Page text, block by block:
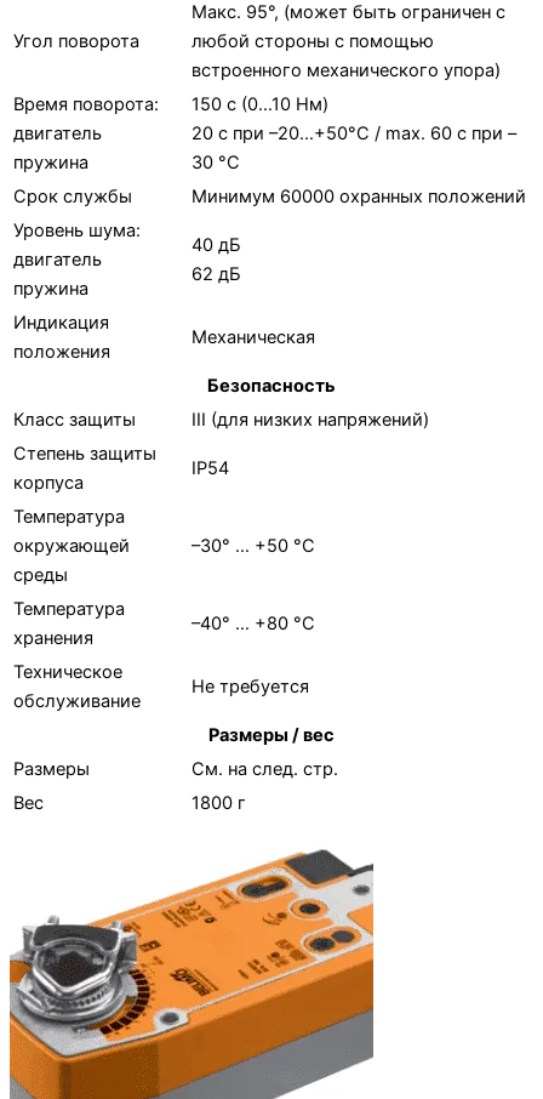
Угол поворота
Макс. 95°, (может быть ограничен с
любой стороны c помощью
встроенного механического упора)
Время поворота:
двигатель
пружина
150 с (0…10 Нм)
20 с при –20…+50°С / max. 60 с при –
30 °С
Срок службы
Минимум 60000 охранных положений
Уровень шума:
двигатель
пружина
40 дБ
62 дБ
Индикация
положения
Механическая
Безопасность
Класс защиты
III (для низких напряжений)
Степень защиты
корпуса
IP54
Температура
окружающей
cреды
–30° … +50 °C
Температура
хранения
–40° … +80 °C
Техническое
обслуживание
Не требуется
Размеры / вес
Размеры
См. на след. стр.
Вес
1800 г